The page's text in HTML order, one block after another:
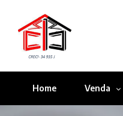
Home Venda